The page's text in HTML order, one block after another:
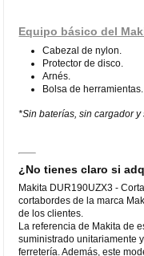
Equipo básico del
Cabezal de nylon.
Protector de disco.
Arnés.
Bolsa de herramientas.
*Sin baterías, sin cargador
¿No tienes claro si
Makita DUR190UZX3 -
cortabordes de la marca
de los clientes.
La referencia de Makita de
suministrado unitariamente
ferretería. Además, este